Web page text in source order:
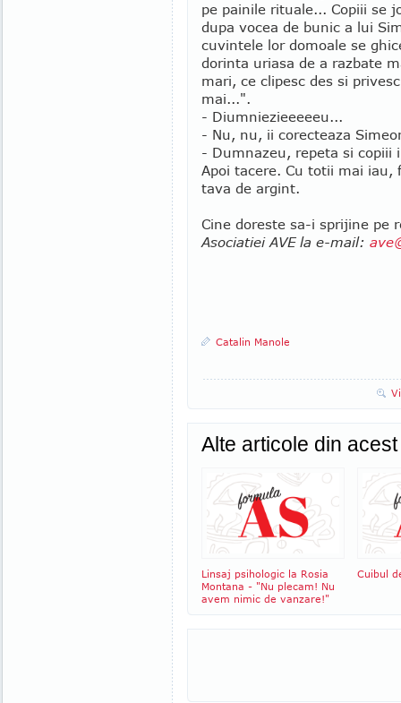
pe painile rituale... Copiii se
dupa vocea de bunic a lui
cuvintele lor domoale se
dorinta uriasa de a razbate
mari, ce clipesc des si
mai...".
- Diumniezieeeeeu...
- Nu, nu, ii corecteaza
- Dumnazeu, repeta si copiii
Apoi tacere. Cu totii mai iau,
tava de argint.
Cine doreste sa-i sprijine pe
Asociatiei AVE la e-mail:
Catalin Manole
Alte articole din
Linsaj psihologic la Rosia
Montana - "Nu plecam! Nu
avem nimic de vanzare!"
Cuibul